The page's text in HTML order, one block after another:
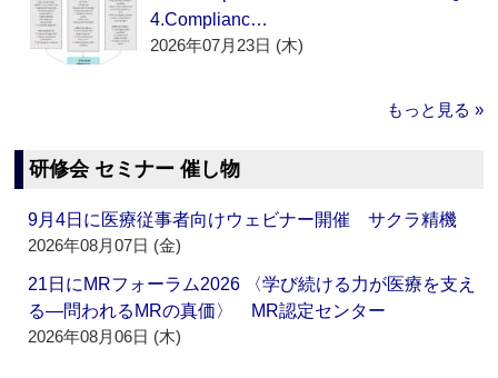
4.Complianc…
2026年07月23日 (木)
もっと見る »
研修会 セミナー 催し物
9月4日に医療従事者向けウェビナー開催 サクラ精機
2026年08月07日 (金)
21日にMRフォーラム2026 〈学び続ける力が医療を支え
る―問われるMRの真価〉 MR認定センター
2026年08月06日 (木)